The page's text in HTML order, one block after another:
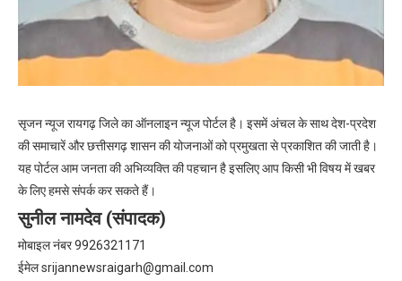
सृजन न्यूज रायगढ़ जिले का ऑनलाइन न्यूज पोर्टल है। इसमें अंचल के साथ देश-प्रदेश
की समाचारें और छत्तीसगढ़ शासन की योजनाओं को प्रमुखता से प्रकाशित की जाती है।
यह पोर्टल आम जनता की अभिव्यक्ति की पहचान है इसलिए आप किसी भी विषय में खबर
के लिए हमसे संपर्क कर सकते हैं।
सुनील नामदेव (संपादक)
मोबाइल नंबर 9926321171
ईमेलsrijannewsraigarh@gmail.com